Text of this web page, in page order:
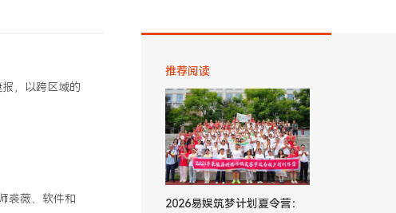
，以跨区域的
裘薇、软件和
推荐阅读
2026易娱筑梦计划夏令营：